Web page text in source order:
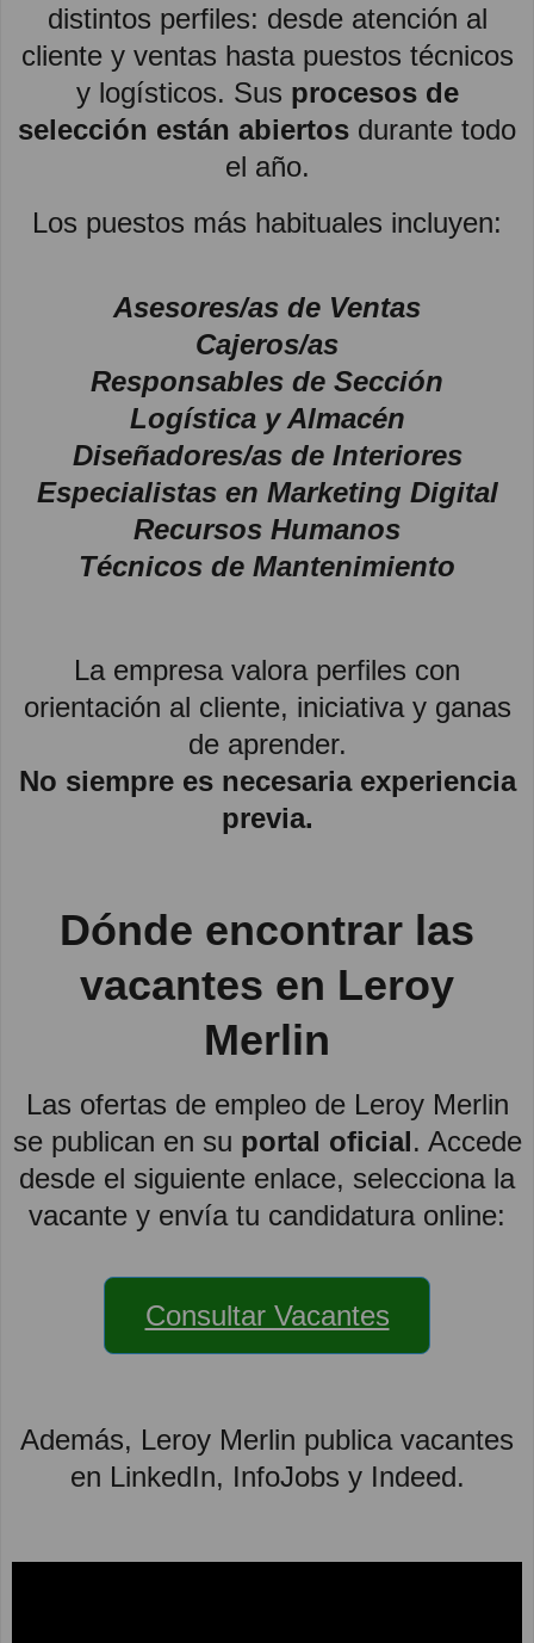
distintos perfiles: desde atención al
cliente y ventas hasta puestos técnicos
y logísticos. Sus procesos de
selección están abiertos durante todo
el año.
Los puestos más habituales incluyen:
Asesores/as de Ventas
Cajeros/as
Responsables de Sección
Logística y Almacén
Diseñadores/as de Interiores
Especialistas en Marketing Digital
Recursos Humanos
Técnicos de Mantenimiento
La empresa valora perfiles con
orientación al cliente, iniciativa y ganas
de aprender.
No siempre es necesaria experiencia
previa.
Dónde encontrar las
vacantes en Leroy
Merlin
Las ofertas de empleo de Leroy Merlin
se publican en su portal oficial. Accede
desde el siguiente enlace, selecciona la
vacante y envía tu candidatura online:
Consultar Vacantes
Además, Leroy Merlin publica vacantes
en LinkedIn, InfoJobs y Indeed.